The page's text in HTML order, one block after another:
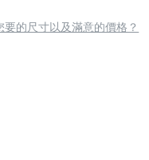
要的尺寸以及滿意的價格？